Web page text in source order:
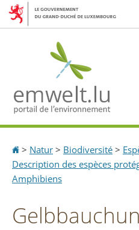
Aller
Aller
Accueil
> Natur > Biodiversité >
Description des espèces
Amphibiens